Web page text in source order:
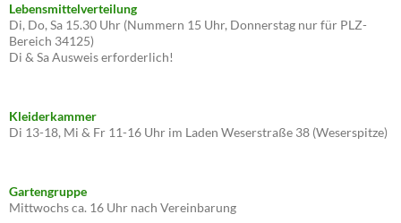
Lebensmittelverteilung
Di, Do, Sa 15.30 Uhr (Nummern 15 Uhr, Donnerstag nur für PLZ-
Bereich 34125)
Di & Sa Ausweis erforderlich!
Kleiderkammer
Di 13-18, Mi & Fr 11-16 Uhr im Laden Weserstraße 38 (Weserspitze)
Gartengruppe
Mittwochs ca. 16 Uhr nach Vereinbarung